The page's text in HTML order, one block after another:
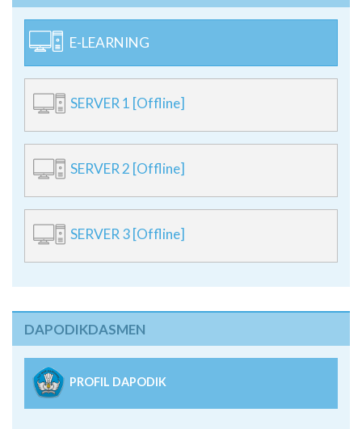
E-LEARNING
SERVER 1 [Offline]
SERVER 2 [Offline]
SERVER 3 [Offline]
DAPODIKDASMEN
PROFIL DAPODIK